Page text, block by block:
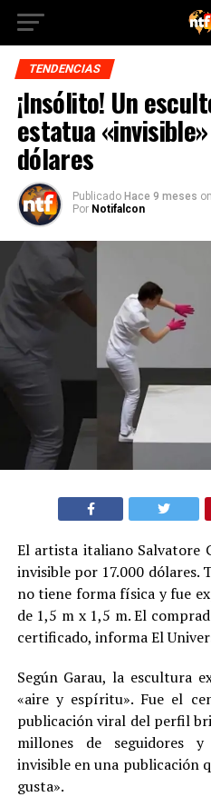
TENDENCIAS
¡Insólito! Un
estatua
dólares
Publicado Hace 9 meses on
Por Notifalcon
El artista italiano Salvatore
invisible por 17.000 dólares.
no tiene forma física y fue
de 1,5 m x 1,5 m. El
certificado, informa El
Según Garau, la escultura
«aire y espíritu». Fue el
publicación viral del perfil
millones de seguidores
invisible en una publicación
gusta».